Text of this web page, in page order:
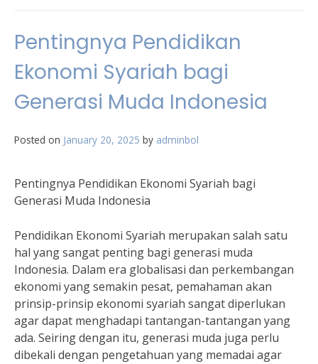
Pentingnya Pendidikan
Ekonomi Syariah bagi
Generasi Muda Indonesia
Posted on January 20, 2025 by adminbol
Pentingnya Pendidikan Ekonomi Syariah bagi
Generasi Muda Indonesia
Pendidikan Ekonomi Syariah merupakan salah satu
hal yang sangat penting bagi generasi muda
Indonesia. Dalam era globalisasi dan perkembangan
ekonomi yang semakin pesat, pemahaman akan
prinsip-prinsip ekonomi syariah sangat diperlukan
agar dapat menghadapi tantangan-tantangan yang
ada. Seiring dengan itu, generasi muda juga perlu
dibekali dengan pengetahuan yang memadai agar